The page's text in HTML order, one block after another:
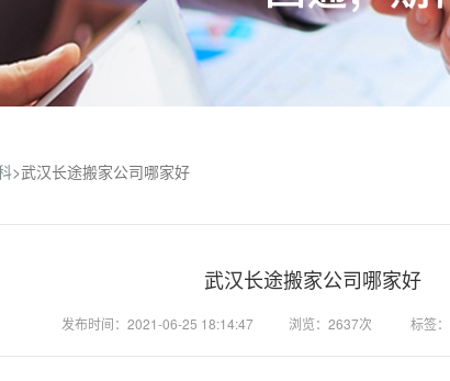
>武汉长途搬家公司哪家好
武汉长途搬家公司哪家好
发布时间：2021-06-25 18:14:47 浏览：2637次 标签